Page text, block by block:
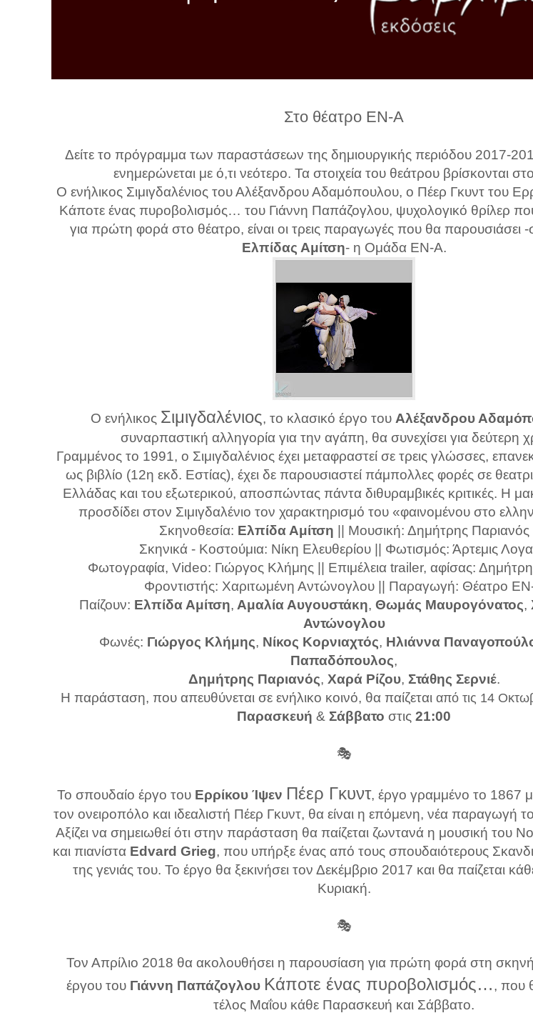
Στο θέατρο ΕΝ-Α
Δείτε το πρόγραμμα των παραστάσεων της δημιουργικής περιόδου 2017-
ενημερώνεται με ό,τι νεότερο. Τα στοιχεία του θεάτρου βρίσκονται
Ο ενήλικος Σιμιγδαλένιος του Αλέξανδρου Αδαμόπουλου, ο Πέερ Γκυντ του
Κάποτε ένας πυροβολισμός… του Γιάννη Παπάζογλου, ψυχολογικό θρίλερ
για πρώτη φορά στο θέατρο, είναι οι τρεις παραγωγές που θα παρουσιάσει
Ελπίδας Αμίτση- η Ομάδα ΕΝ-Α.
Ο ενήλικος Σιμιγδαλένιος, το κλασικό έργο του Αλέξανδρου
συναρπαστική αλληγορία για την αγάπη, θα συνεχίσει για δεύτερη
Γραμμένος το 1991, ο Σιμιγδαλένιος έχει μεταφραστεί σε τρεις γλώσσες,
ως βιβλίο (12η εκδ. Εστίας), έχει δε παρουσιαστεί πάμπολλες φορές σε
Ελλάδας και του εξωτερικού, αποσπώντας πάντα διθυραμβικές κριτικές. Η
προσδίδει στον Σιμιγδαλένιο τον χαρακτηρισμό του «φαινομένου στο
Σκηνοθεσία: Ελπίδα Αμίτση || Μουσική: Δημήτρης Παριανός
Σκηνικά - Κοστούμια: Νίκη Ελευθερίου || Φωτισμός: Άρτεμις
Φωτογραφία, Video: Γιώργος Κλήμης || Επιμέλεια trailer, αφίσας:
Φροντιστής: Χαριτωμένη Αντώνογλου || Παραγωγή: Θέατρο
Παίζουν: Ελπίδα Αμίτση, Αμαλία Αυγουστάκη, Θωμάς Μαυρογόνατος,
Αντώνογλου
Φωνές: Γιώργος Κλήμης, Νίκος Κορνιαχτός, Ηλιάννα
Παπαδόπουλος,
Δημήτρης Παριανός, Χαρά Ρίζου, Στάθης Σερνιέ.
Η παράσταση, που απευθύνεται σε ενήλικο κοινό, θα παίζεται από τις 14
Παρασκευή & Σάββατο στις 21:00
🎭
Το σπουδαίο έργο του Ερρίκου Ίψεν Πέερ Γκυντ, έργο γραμμένο το 1867
τον ονειροπόλο και ιδεαλιστή Πέερ Γκυντ, θα είναι η επόμενη, νέα παραγωγή
Αξίζει να σημειωθεί ότι στην παράσταση θα παίζεται ζωντανά η μουσική του
και πιανίστα Edvard Grieg, που υπήρξε ένας από τους σπουδαιότερους
της γενιάς του. Το έργο θα ξεκινήσει τον Δεκέμβριο 2017 και θα παίζεται
Κυριακή.
🎭
Τον Απρίλιο 2018 θα ακολουθήσει η παρουσίαση για πρώτη φορά στη σκηνή
έργου του Γιάννη Παπάζογλου Κάποτε ένας πυροβολισμός…, που
τέλος Μαΐου κάθε Παρασκευή και Σάββατο.